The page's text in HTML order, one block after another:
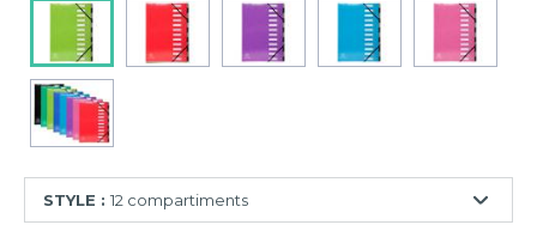
STYLE : 12 compartiments